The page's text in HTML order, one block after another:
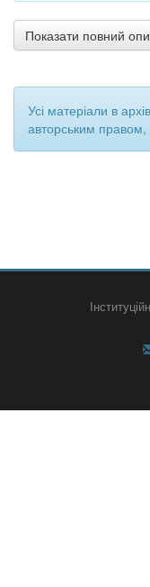
Показати повний
Усі матеріали в
авторським правом,